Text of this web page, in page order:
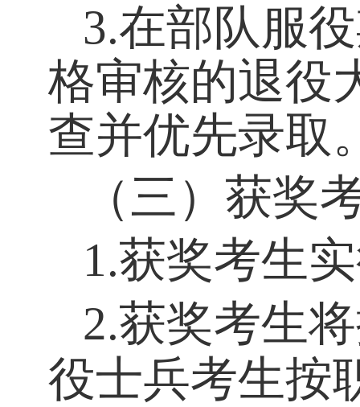
3.在部队服
格审核的退役
查并优先录取
（三）获奖
1.获奖考生
2.获奖考生
役士兵考生按